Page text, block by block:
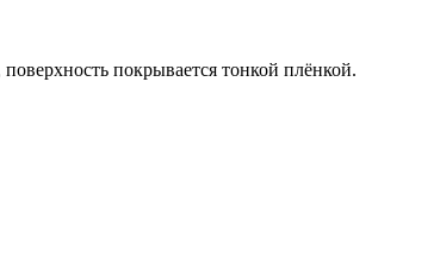
покрывается тонкой плёнкой.